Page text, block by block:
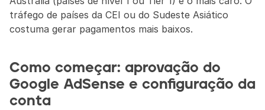
tráfego de países da CEI ou do Sudeste Asiático
costuma gerar pagamentos mais baixos.
Como começar: aprovação do
Google AdSense e configuração da
conta